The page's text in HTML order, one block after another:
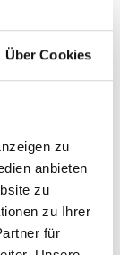
Über Cookies
zu
anbieten
zu
zu Ihrer
für
Inhalte
Sicht
und Controlling-